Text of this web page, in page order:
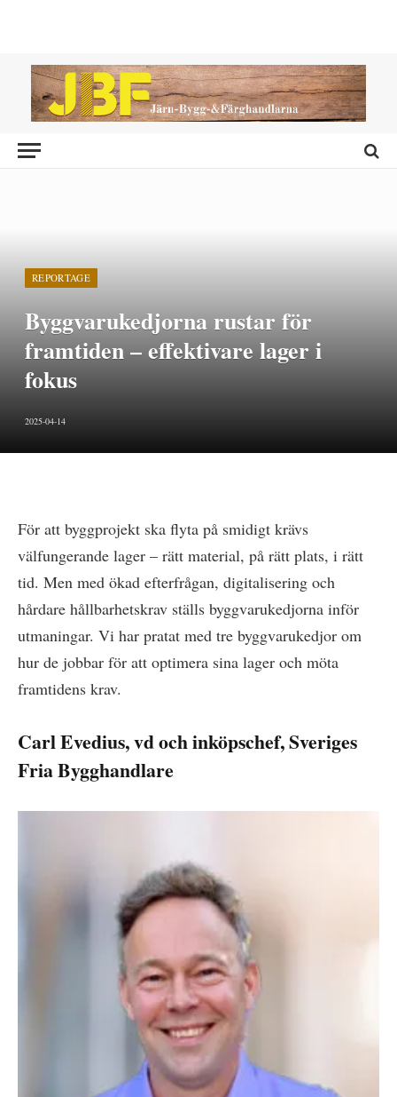
REPORTAGE
Byggvarukedjorna rustar för
framtiden – effektivare lager i
fokus
2025-04-14
För att byggprojekt ska flyta på smidigt krävs
välfungerande lager – rätt material, på rätt plats, i rätt
tid. Men med ökad efterfrågan, digitalisering och
hårdare hållbarhetskrav ställs byggvarukedjorna inför
utmaningar. Vi har pratat med tre byggvarukedjor om
hur de jobbar för att optimera sina lager och möta
framtidens krav.
Carl Evedius, vd och inköpschef, Sveriges
Fria Bygghandlare